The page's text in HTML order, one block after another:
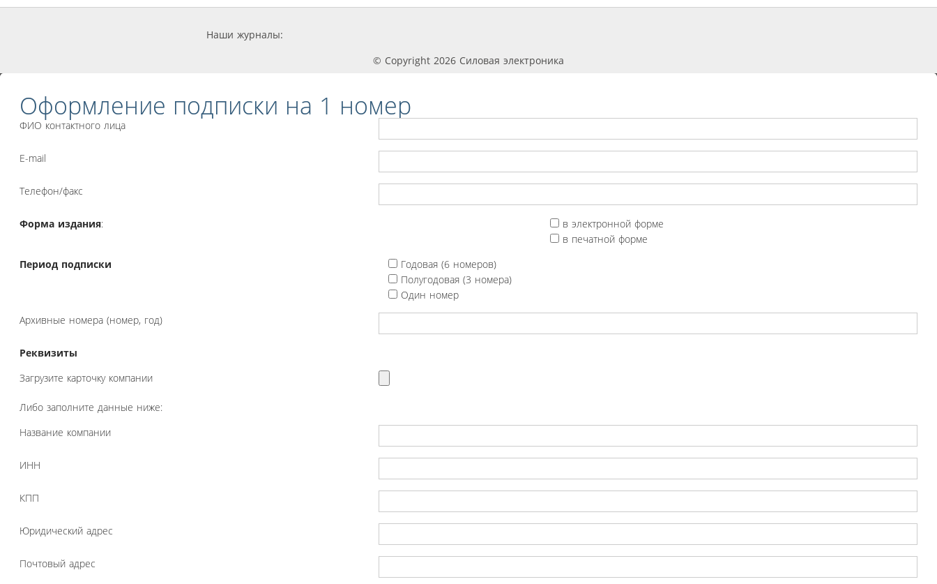
Наши журналы:
© Copyright 2026 Силовая электроника
Оформление подписки на 1 номер
ФИО контактного лица
E-mail
Телефон/факс
Форма издания:
в электронной форме
в печатной форме
Период подписки
Годовая (6 номеров)
Полугодовая (3 номера)
Один номер
Архивные номера (номер, год)
Реквизиты
Загрузите карточку компании
Либо заполните данные ниже:
Название компании
ИНН
КПП
Юридический адрес
Почтовый адрес